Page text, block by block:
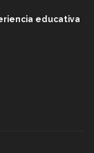
educativa